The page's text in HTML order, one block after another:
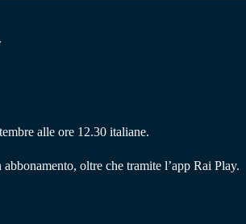
alle ore 12.30 italiane.
oltre che tramite l’app Rai Play.